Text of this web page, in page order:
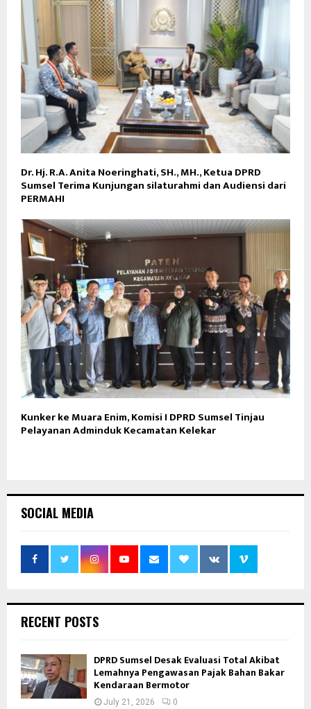
Dr. Hj. R.A. Anita Noeringhati, SH., MH., Ketua DPRD
Sumsel Terima Kunjungan silaturahmi dan Audiensi dari
PERMAHI
Kunker ke Muara Enim, Komisi I DPRD Sumsel Tinjau
Pelayanan Adminduk Kecamatan Kelekar
SOCIAL MEDIA
RECENT POSTS
DPRD Sumsel Desak Evaluasi Total Akibat
Lemahnya Pengawasan Pajak Bahan Bakar
Kendaraan Bermotor
July 21, 2026 0